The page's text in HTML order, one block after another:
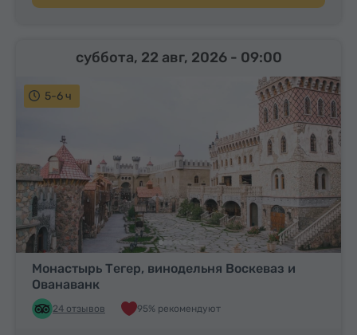
5-6 ч
Монастырь Тегер, винодельня Воскеваз и
Ованаванк
24 отзывов 95% рекомендуют
суббота, 22 авг, 2026 - 09:00